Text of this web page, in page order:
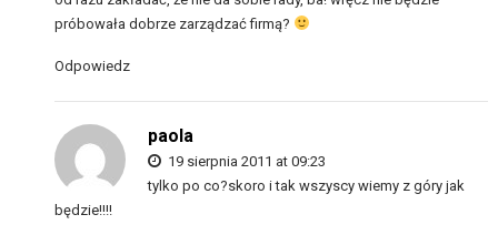
próbowała dobrze zarządzać firmą?
Odpowiedz
paola
19 sierpnia 2011 at 09:23
tylko po co?skoro i tak wszyscy wiemy z góry jak
będzie!!!!